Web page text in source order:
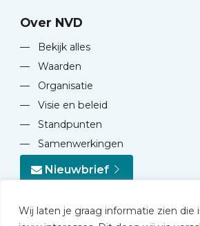
Wij laten je graag informatie zien die
Over NVD
—
Bekijk alles
—
Waarden
—
Organisatie
—
Visie en beleid
—
Standpunten
—
Samenwerkingen
Nieuwbrief